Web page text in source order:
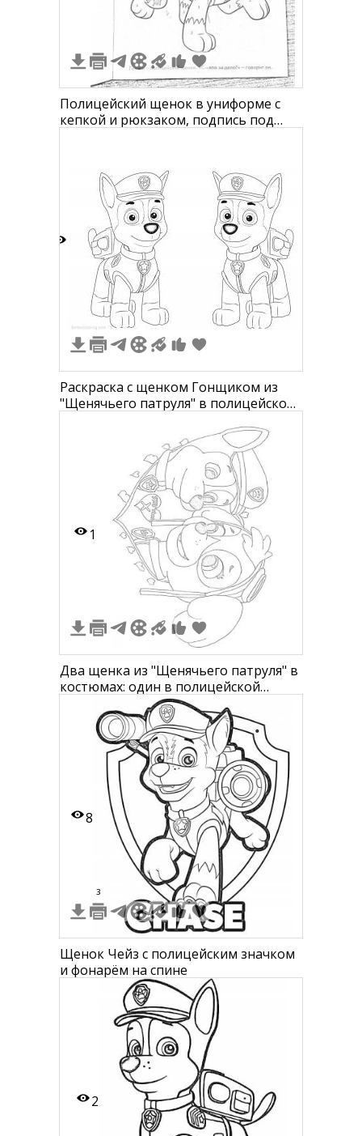
Полицейский щенок в униформе с
кепкой и рюкзаком, подпись под
Раскраска с щенком Гонщиком из
"Щенячьего патруля" в полицейской
1
Два щенка из "Щенячьего патруля" в
костюмах: один в полицейской
форме, другой в летном шлеме, фон
сердец
8
3
Щенок Чейз с полицейским значком
и фонарём на спине
2